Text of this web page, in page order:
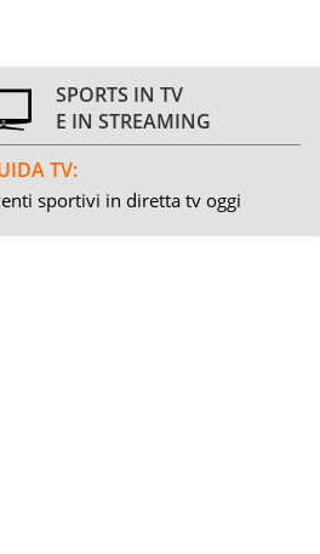
SPORTS IN TV
E IN STREAMING
TV:
sportivi in diretta tv oggi